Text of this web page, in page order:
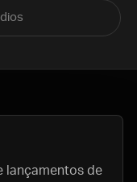
lançamentos de